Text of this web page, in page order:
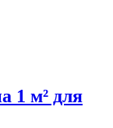
1 м² для